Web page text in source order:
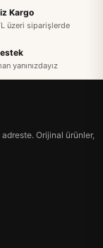
Kargo
üzeri siparişlerde
yanınızdayız
Orijinal ürünler,